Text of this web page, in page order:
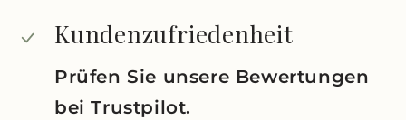
Kundenzufriedenheit
Prüfen Sie unsere Bewertungen
bei Trustpilot.